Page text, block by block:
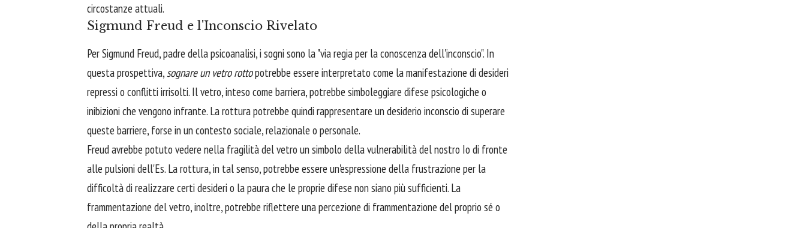
circostanze attuali.
Sigmund Freud e l'Inconscio Rivelato
Per Sigmund Freud, padre della psicoanalisi, i sogni sono la "via regia per la conoscenza dell'inconscio". In
questa prospettiva, sognare un vetro rottopotrebbe essere interpretato come la manifestazione di desideri
repressi o conflitti irrisolti. Il vetro, inteso come barriera, potrebbe simboleggiare difese psicologiche o
inibizioni che vengono infrante. La rottura potrebbe quindi rappresentare un desiderio inconscio di superare
queste barriere, forse in un contesto sociale, relazionale o personale.
Freud avrebbe potuto vedere nella fragilità del vetro un simbolo della vulnerabilità del nostro Io di fronte
alle pulsioni dell'Es. La rottura, in tal senso, potrebbe essere un'espressione della frustrazione per la
difficoltà di realizzare certi desideri o la paura che le proprie difese non siano più sufficienti. La
frammentazione del vetro, inoltre, potrebbe riflettere una percezione di frammentazione del proprio sé o